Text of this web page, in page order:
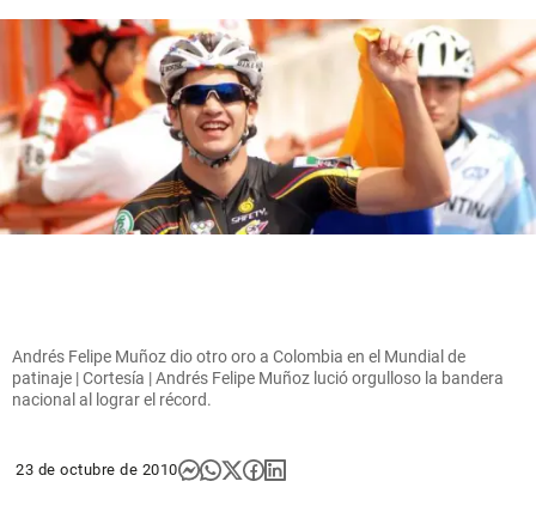
Andrés Felipe Muñoz dio otro oro a Colombia en el Mundial de
patinaje | Cortesía | Andrés Felipe Muñoz lució orgulloso la bandera
nacional al lograr el récord.
23 de octubre de 2010